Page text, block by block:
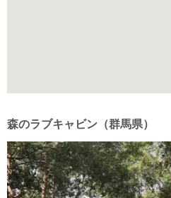
森のラブキャビン（群馬県）